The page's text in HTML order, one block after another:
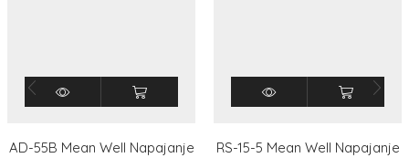
AD-55B Mean Well Napajanje
RS-15-5 Mean Well Napajanje